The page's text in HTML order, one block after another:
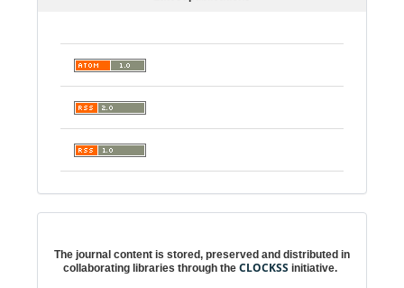
The journal content is stored, preserved and distributed in
collaborating libraries through the CLOCKSS initiative.